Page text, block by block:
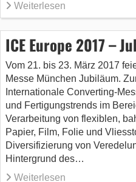
Weiterlesen
ICE Europe 2017 –
Vom 21. bis 23. März 2017
Messe München Jubiläum.
Internationale Converting-
und Fertigungstrends im
Verarbeitung von flexiblen,
Papier, Film, Folie und
Diversifizierung von
Hintergrund des…
Weiterlesen